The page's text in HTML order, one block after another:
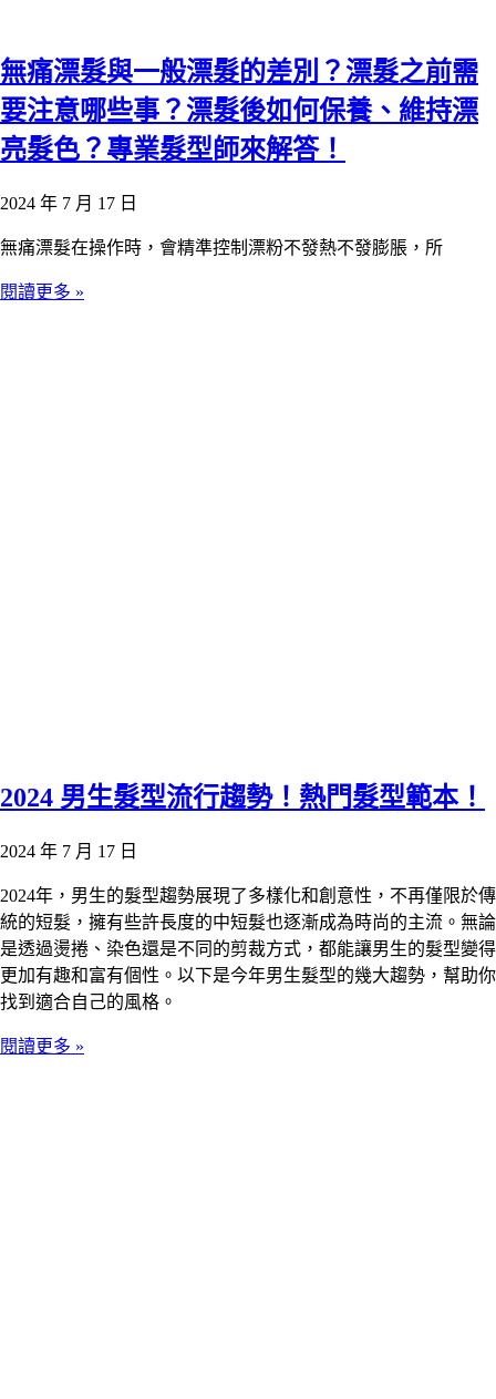
無痛漂髮與一般漂髮的差別？漂髮之前需
要注意哪些事？漂髮後如何保養、維持漂
亮髮色？專業髮型師來解答！
2024 年 7 月 17 日
無痛漂髮在操作時，會精準控制漂粉不發熱不發膨脹，所
閱讀更多 »
2024 男生髮型流行趨勢！熱門髮型範本！
2024 年 7 月 17 日
2024年，男生的髮型趨勢展現了多樣化和創意性，不再僅限於傳
統的短髮，擁有些許長度的中短髮也逐漸成為時尚的主流。無論
是透過燙捲、染色還是不同的剪裁方式，都能讓男生的髮型變得
更加有趣和富有個性。以下是今年男生髮型的幾大趨勢，幫助你
找到適合自己的風格。
閱讀更多 »